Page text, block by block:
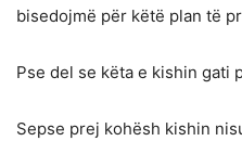
bisedojmë për këtë plan të
Pse del se këta e kishin gati
Sepse prej kohësh kishin